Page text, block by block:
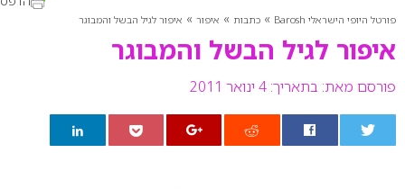
פורטל היופי הישראלי Barosh » כתבות » איפור » איפור לגיל הבשל והמבוגר
איפור לגיל הבשל והמבוגר
פורסם מאת: בתאריך: 4 ינואר 2011